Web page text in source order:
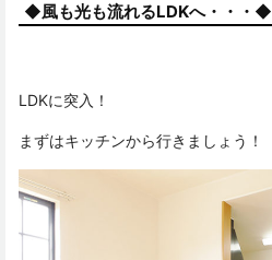
◆風も光も流れるLDKへ・・・◆
LDKに突入！
まずはキッチンから行きましょう！